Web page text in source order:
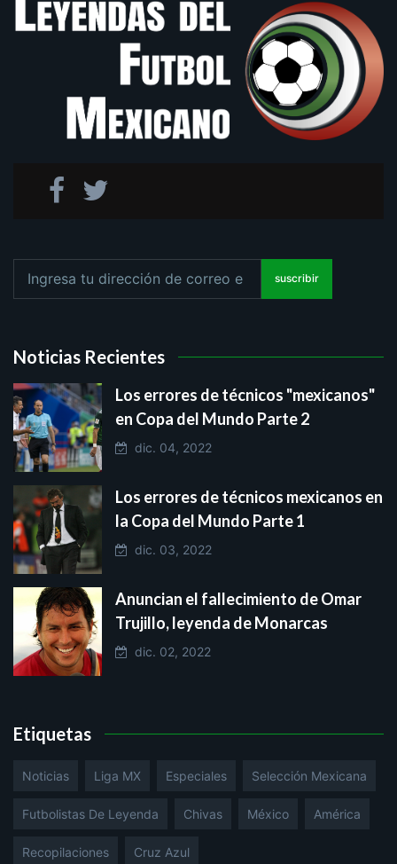
suscribir
Noticias Recientes
Los errores de técnicos "mexicanos"
en Copa del Mundo Parte 2
dic. 04, 2022
Los errores de técnicos mexicanos en
la Copa del Mundo Parte 1
dic. 03, 2022
Anuncian el fallecimiento de Omar
Trujillo, leyenda de Monarcas
dic. 02, 2022
Etiquetas
Noticias Liga MX Especiales Selección Mexicana
Futbolistas De Leyenda Chivas México América
Recopilaciones Cruz Azul